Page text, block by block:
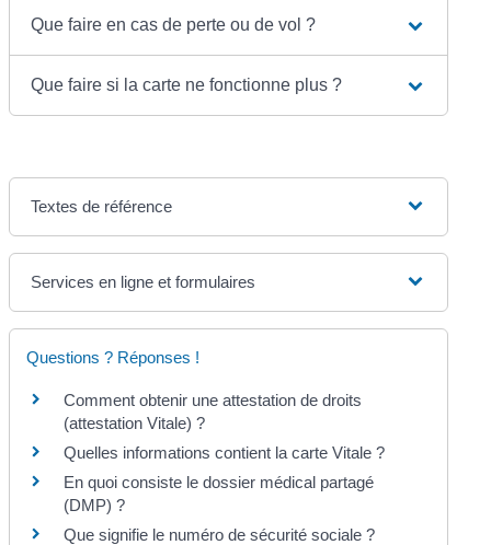
Que faire en cas de perte ou de vol ?
Que faire si la carte ne fonctionne plus ?
Textes de référence
Services en ligne et formulaires
Questions ? Réponses !
Comment obtenir une attestation de droits
(attestation Vitale) ?
Quelles informations contient la carte Vitale ?
En quoi consiste le dossier médical partagé
(DMP) ?
Que signifie le numéro de sécurité sociale ?